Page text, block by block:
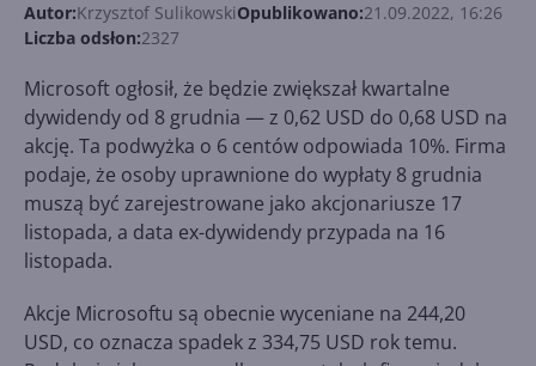
Autor:Krzysztof SulikowskiOpublikowano:21.09.2022, 16:26
Liczba odsłon:2327
Microsoft ogłosił, że będzie zwiększał kwartalne
dywidendy od 8 grudnia — z 0,62 USD do 0,68 USD na
akcję. Ta podwyżka o 6 centów odpowiada 10%. Firma
podaje, że osoby uprawnione do wypłaty 8 grudnia
muszą być zarejestrowane jako akcjonariusze 17
listopada, a data ex-dywidendy przypada na 16
listopada.
Akcje Microsoftu są obecnie wyceniane na 244,20
USD, co oznacza spadek z 334,75 USD rok temu.